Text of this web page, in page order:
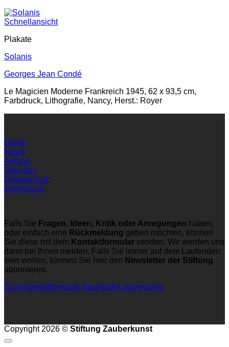
Schnellansicht
Plakate
Solanis
Georges Jean Condé
Le Magicien Moderne Frankreich 1945, 62 x 93,5 cm,
Farbdruck, Lithografie, Nancy, Herst.: Royer
Home
News
Anfahrt
Spenden
Datenschutz
Impressum
Falls Sie Fragen, Ideen, Kritik oder Anregungen haben,
oder einfach eine Rückmeldung geben möchten, können
Sie diese mit dem Kontaktformular senden. Wir werden uns
dann bei Ihnen melden. Falls Sie immer auf dem Laufenden
sein wollen, können Sie hier den Newsletter der Stiftung
abonnieren.
Zum Kontaktformular Newsletter abonnieren
Copyright 2026 © Stiftung Zauberkunst